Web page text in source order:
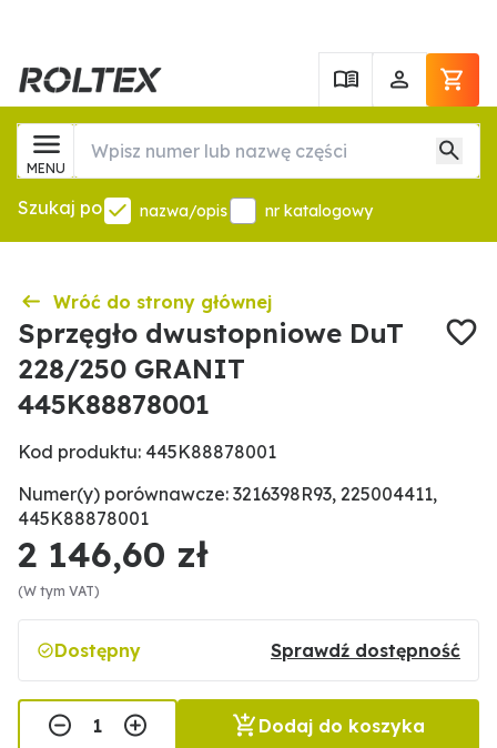
MENU
Szukaj po nazwa/opis nr katalogowy
Wróć do strony głównej
Sprzęgło dwustopniowe DuT
228/250 GRANIT
445K88878001
Kod produktu: 445K88878001
Numer(y) porównawcze: 3216398R93, 225004411,
445K88878001
2 146,60 zł
(W tym VAT)
Dostępny Sprawdź dostępność
Dodaj do koszyka